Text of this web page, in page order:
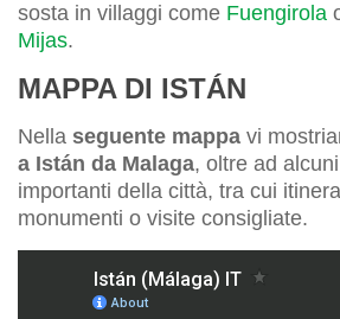
sosta in villaggi come Fuengirola
Mijas.
MAPPA DI ISTÁN
Nella seguente mappa vi
a Istán da Malaga, oltre ad
importanti della città, tra cui
monumenti o visite consigliate.